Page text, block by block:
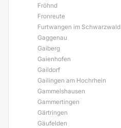
Fröhnd
Fronreute
Furtwangen im Schwarzwald
Gaggenau
Gaiberg
Gaienhofen
Gaildorf
Gailingen am Hochrhein
Gammelshausen
Gammertingen
Gärtringen
Gäufelden